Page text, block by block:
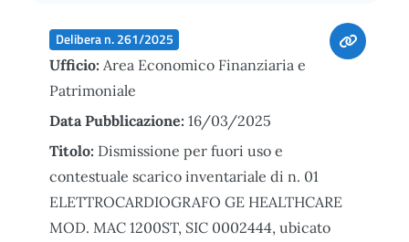
Delibera n. 261/2025
Ufficio: Area Economico Finanziaria e
Patrimoniale
Data Pubblicazione: 16/03/2025
Titolo: Dismissione per fuori uso e
contestuale scarico inventariale di n. 01
ELETTROCARDIOGRAFO GE HEALTHCARE
MOD. MAC 1200ST, SIC 0002444, ubicato